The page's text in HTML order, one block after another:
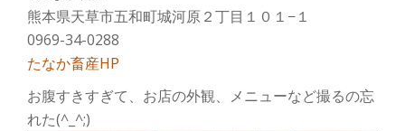
熊本県天草市五和町城河原２丁目１０１−１
0969-34-0288
たなか畜産HP
お腹すきすぎて、お店の外観、メニューなど撮るの忘
れた(^_^;)